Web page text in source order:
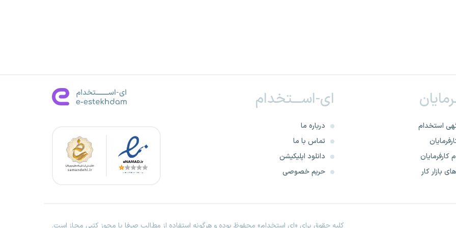
استخدام
کارفرمایان
بازار کار
ای-اســـتخدام
درباره ما
تماس با ما
دانلود اپلیکیشن
حریم خصوصی
کلیه حقوق برای «ای استخدام» محفوظ بوده و هرگونه استفاده از مطالب صرفا با مجوز کتبی مجاز است.